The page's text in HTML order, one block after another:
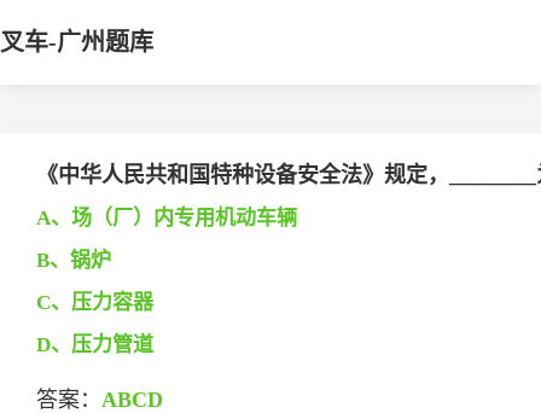
叉车-广州题库
《中华人民共和国特种设备安全法》规定，
A、场（厂）内专用机动车辆
B、锅炉
C、压力容器
D、压力管道
答案： ABCD